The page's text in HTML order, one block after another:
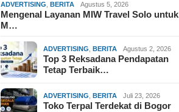
ADVERTISING ,BERITA Agustus 5, 2026
Mengenal Layanan MIW Travel Solo untuk
M…
ADVERTISING ,BERITA Agustus 2, 2026
Top 3 Reksadana Pendapatan
Tetap Terbaik…
ADVERTISING ,BERITA Juli 23, 2026
Toko Terpal Terdekat di Bogor